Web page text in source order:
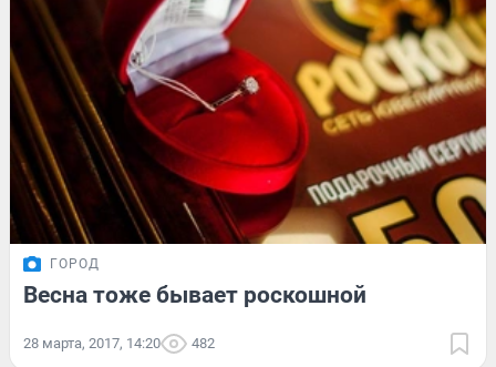
ГОРОД
Весна тоже бывает роскошной
28 марта, 2017, 14:20 482